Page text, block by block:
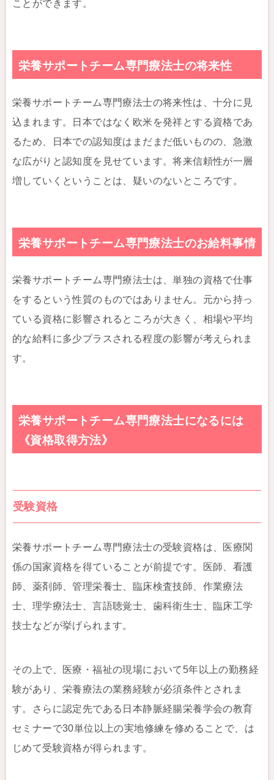
ことができます。
栄養サポートチーム専門療法士の将来性
栄養サポートチーム専門療法士の将来性は、十分に見
込まれます。日本ではなく欧米を発祥とする資格であ
るため、日本での認知度はまだまだ低いものの、急激
な広がりと認知度を見せています。将来信頼性が一層
増していくということは、疑いのないところです。
栄養サポートチーム専門療法士のお給料事情
栄養サポートチーム専門療法士は、単独の資格で仕事
をするという性質のものではありません。元から持っ
ている資格に影響されるところが大きく、相場や平均
的な給料に多少プラスされる程度の影響が考えられま
す。
栄養サポートチーム専門療法士になるには
《資格取得方法》
受験資格
栄養サポートチーム専門療法士の受験資格は、医療関
係の国家資格を得ていることが前提です。医師、看護
師、薬剤師、管理栄養士、臨床検査技師、作業療法
士、理学療法士、言語聴覚士、歯科衛生士、臨床工学
技士などが挙げられます。
その上で、医療・福祉の現場において5年以上の勤務経
験があり、栄養療法の業務経験が必須条件とされま
す。さらに認定先である日本静脈経腸栄養学会の教育
セミナーで30単位以上の実地修練を修めることで、は
じめて受験資格が得られます。